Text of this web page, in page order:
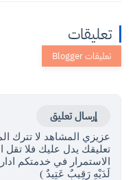
تعليقات
إرسال تعليق
عزيزي المشاهد لا تترك
تعليقك يدل عليك فلا تقل
الاستمرار في خدمتكم
لَدَيْهِ رَقِيبٌ عَتِيدٌ )